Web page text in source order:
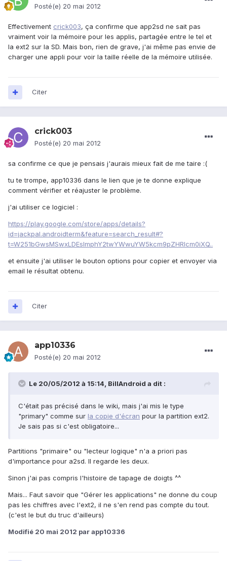
Posté(e) 20 mai 2012
Effectivement crick003, ça confirme que app2sd ne sait pas
vraiment voir la mémoire pour les applis, partagée entre le tel et
la ext2 sur la SD. Mais bon, rien de grave, j'ai même pas envie de
charger une appli pour voir la taille réelle de la mémoire utilisée.
Citer
crick003
Posté(e) 20 mai 2012
sa confirme ce que je pensais j'aurais mieux fait de me taire :(
tu te trompe, app10336 dans le lien que je te donne explique
comment vérifier et réajuster le problème.
j'ai utiliser ce logiciel :
https://play.google.com/store/apps/details?
id=jackpal.androidterm&feature=search_result#?
t=W251bGwsMSwxLDEsImphY2twYWwuYW5kcm9pZHRlcm0iXQ..
et ensuite j'ai utiliser le bouton options pour copier et envoyer via
email le résultat obtenu.
Citer
app10336
Posté(e) 20 mai 2012
Le 20/05/2012 à 15:14, BillAndroid a dit :
C'était pas précisé dans le wiki, mais j'ai mis le type
"primary" comme sur la copie d'écran pour la partition ext2.
Je sais pas si c'est obligatoire...
Partitions "primaire" ou "lecteur logique" n'a a priori pas
d'importance pour a2sd. Il regarde les deux.
Sinon j'ai pas compris l'histoire de tapage de doigts ^^
Mais... Faut savoir que "Gérer les applications" ne donne du coup
pas les chiffres avec l'ext2, il ne s'en rend pas compte du tout.
(c'est le but du truc d'ailleurs)
Modifié 20 mai 2012 par app10336